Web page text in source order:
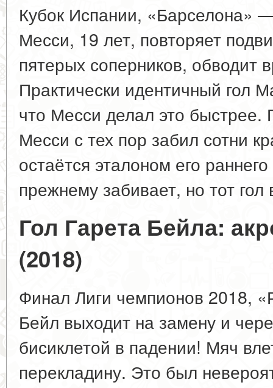
Кубок Испании, «Барселона»
Месси, 19 лет, повторяет
пятерых соперников, обводит
Практически идентичный гол
что Месси делал это быстрее.
Месси с тех пор забил сотни
остаётся эталоном его
прежнему забивает, но тот
Гол Гарета Бейла:
(2018)
Финал Лиги чемпионов 2018,
Бейл выходит на замену и
бисиклетой в падении! Мяч
перекладину. Это был